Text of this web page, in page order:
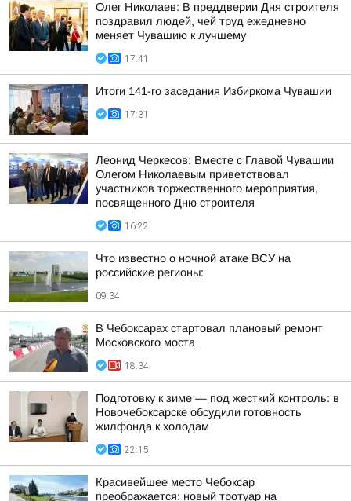
Олег Николаев: В преддверии Дня строителя
поздравил людей, чей труд ежедневно
меняет Чувашию к лучшему
17:41
Итоги 141-го заседания Избиркома Чувашии
17:31
Леонид Черкесов: Вместе с Главой Чувашии
Олегом Николаевым приветствовал
участников торжественного мероприятия,
посвященного Дню строителя
16:22
Что известно о ночной атаке ВСУ на
российские регионы:
09:34
В Чебоксарах стартовал плановый ремонт
Московского моста
18:34
Подготовку к зиме — под жесткий контроль: в
Новочебоксарске обсудили готовность
жилфонда к холодам
22:15
Красивейшее место Чебоксар
преображается: новый тротуар на